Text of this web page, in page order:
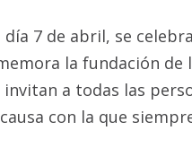
día 7 de abril, se
la fundación de
invitan a todas las
con la que